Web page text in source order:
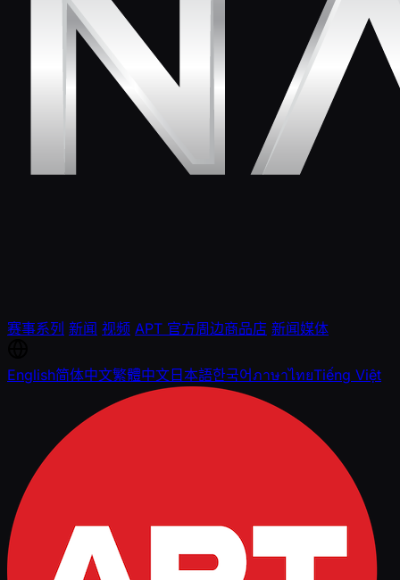
赛事系列 新闻 视频 APT 官方周边商品店 新闻媒体
English简体中文繁體中文日本語한국어ภาษาไทยTiếng Việt